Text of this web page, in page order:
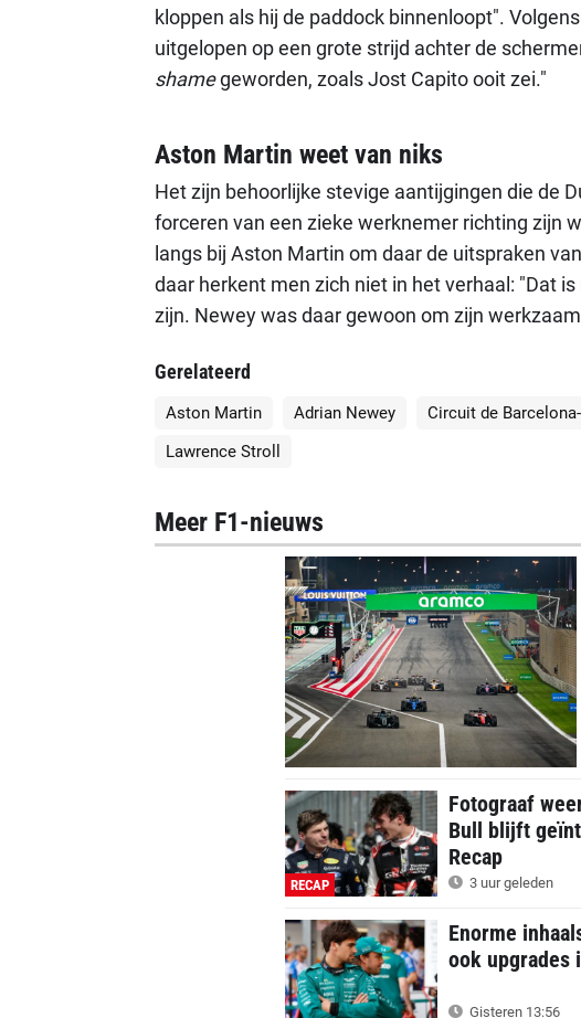
kloppen als hij de paddock binnenloopt".
uitgelopen op een grote strijd achter de
shamegeworden, zoals Jost Capito ooit zei."
Aston Martin weet van niks
Het zijn behoorlijke stevige aantijgingen die de
forceren van een zieke werknemer richting zijn
langs bij Aston Martin om daar de uitspraken
daar herkent men zich niet in het verhaal: "Dat
zijn. Newey was daar gewoon om zijn
Gerelateerd
Aston Martin Adrian Newey Circuit de
Lawrence Stroll
Meer F1-nieuws
RECAP
Fotograaf
Bull blijft
Recap
3 uur geleden
Enorme
ook upgrades
Gisteren 13:56